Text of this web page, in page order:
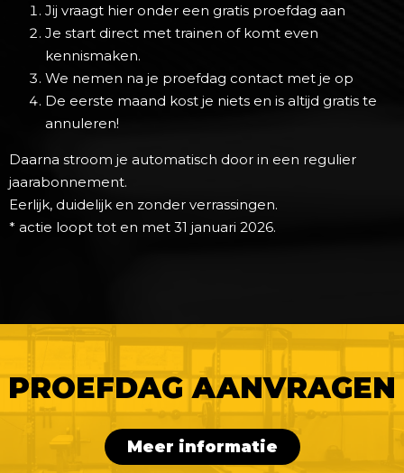
Jij vraagt hier onder een gratis proefdag aan
Je start direct met trainen of komt even
kennismaken.
We nemen na je proefdag contact met je op
De eerste maand kost je niets en is altijd gratis te
annuleren!
Daarna stroom je automatisch door in een regulier
jaarabonnement.
Eerlijk, duidelijk en zonder verrassingen.
* actie loopt tot en met 31 januari 2026.
PROEFDAG AANVRAGEN
Meer informatie